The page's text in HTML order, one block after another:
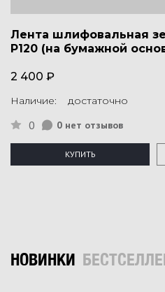
Лента шлифовальная
P120 (на бумажной
2 400 ₽
Наличие: достаточно
0 0 нет отзывов
КУПИТЬ
НОВИНКИ